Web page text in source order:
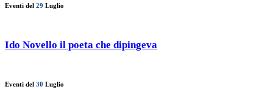
Eventi del 29 Luglio
Ido Novello il poeta che dipingeva
Eventi del 30 Luglio